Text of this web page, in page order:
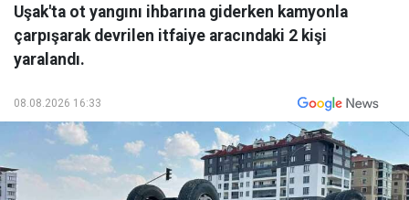
Uşak'ta ot yangını ihbarına giderken kamyonla
çarpışarak devrilen itfaiye aracındaki 2 kişi
yaralandı.
08.08.2026 16:33